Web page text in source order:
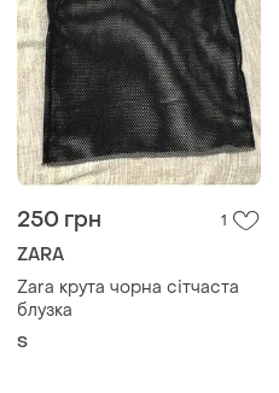
250 грн 1
ZARA
Zara крута чорна сітчаста
блузка
S